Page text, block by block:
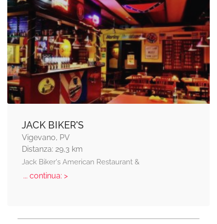
JACK BIKER'S
Vigevano, PV
Distanza: 29,3 km
Jack Biker's American Restaurant &
... continua: >